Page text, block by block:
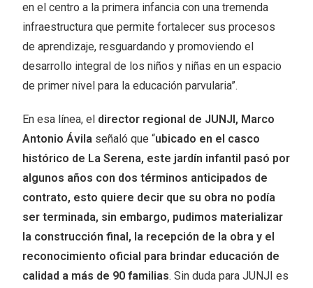
en el centro a la primera infancia con una tremenda
infraestructura que permite fortalecer sus procesos
de aprendizaje, resguardando y promoviendo el
desarrollo integral de los niños y niñas en un espacio
de primer nivel para la educación parvularia”.
En esa línea, el director regional de JUNJI, Marco
Antonio Ávila señaló que “ubicado en el casco
histórico de La Serena, este jardín infantil pasó por
algunos años con dos términos anticipados de
contrato, esto quiere decir que su obra no podía
ser terminada, sin embargo, pudimos materializar
la construcción final, la recepción de la obra y el
reconocimiento oficial para brindar educación de
calidad a más de 90 familias. Sin duda para JUNJI es